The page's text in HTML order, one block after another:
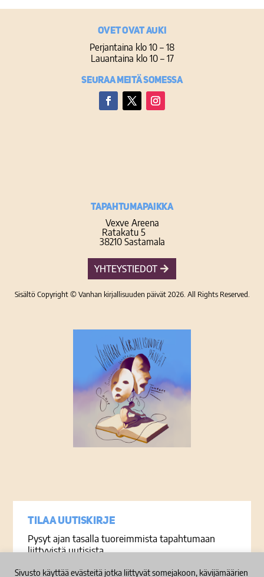
Ovet ovat auki
Perjantaina klo 10 – 18
Lauantaina klo 10 – 17
Seuraa meitä somessa
TAPAHTUMAPAIKKA
Vexve Areena
Ratakatu 5
38210 Sastamala
YHTEYSTIEDOT
Sisältö Copyright © Vanhan kirjallisuuden päivät 2026. All Rights Reserved.
Tilaa uutiskirje
Pysyt ajan tasalla tuoreimmista tapahtumaan
liittyvistä uutisista.
Sivusto käyttää evästeitä jotka liittyvät somejakoon, kävijämäärien